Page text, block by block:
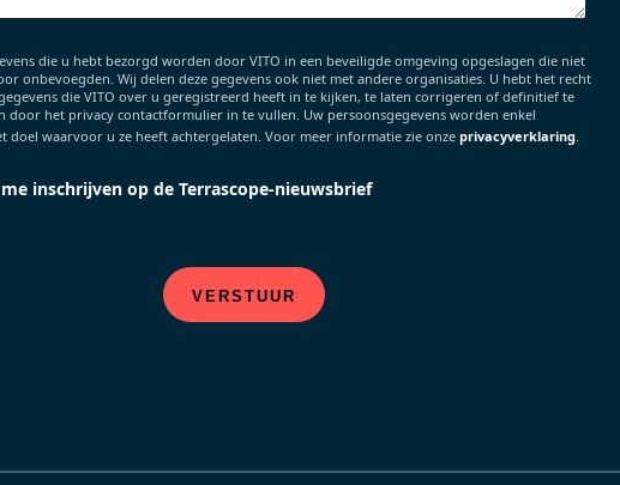
die u hebt bezorgd worden door VITO in een beveiligde omgeving opgeslagen die niet
onbevoegden. Wij delen deze gegevens ook niet met andere organisaties. U hebt het recht
die VITO over u geregistreerd heeft in te kijken, te laten corrigeren of definitief te
door het privacy contactformulier in te vullen. Uw persoonsgegevens worden enkel
doel waarvoor u ze heeft achtergelaten. Voor meer informatie zie onze privacyverklaring.
inschrijven op de Terrascope-nieuwsbrief
VERSTUUR